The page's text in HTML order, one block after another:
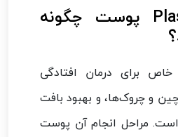
Plasma therapy پوست چگونه
برای درمان افتادگی
و چروک‌ها، و بهبود بافت
مراحل انجام آن پوست